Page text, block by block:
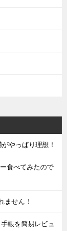
やっぱり理想！
食べてみたので
ません！
帳を簡易レビュ